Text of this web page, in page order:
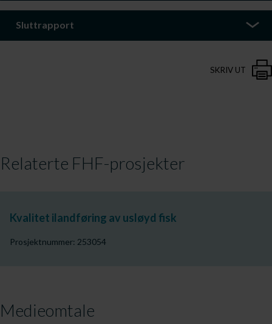
Sluttrapport
SKRIV UT
Relaterte FHF-prosjekter
Kvalitet ilandføring av usløyd fisk
Prosjektnummer: 253054
Medieomtale